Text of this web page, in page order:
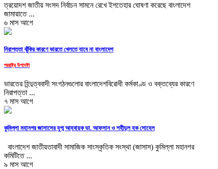
ত্রয়োদশ জাতীয় সংসদ নির্বাচন সামনে রেখে ইশতেহার ঘোষণা করেছে বাংলাদেশ
জামায়াতে ...
৬ মাস আগে
নিরাপত্তা ঝুঁকির কারণে ভারতে খেলতে যাবে না বাংলাদেশ
পররাষ্ট্র উপদেষ্টা
ভারতের হিন্দুত্ববাদী সংগঠনগুলোর বাংলাদেশবিরোধী কর্মকাণ্ড ও বক্তব্যের কারণে
নিরাপত্তা ...
৭ মাস আগে
কুমিল্লা মহানগর জাসাসের যুগ্ম আহ্বায়ক ডা. আফসান ও শহীদুল হক সোহেল
বাংলাদেশ জাতীয়তাবাদী সামাজিক সাংস্কৃতিক সংস্থা (জাসাস) কুমিল্লা মহানগর
কমিটিতে ...
৯ মাস আগে